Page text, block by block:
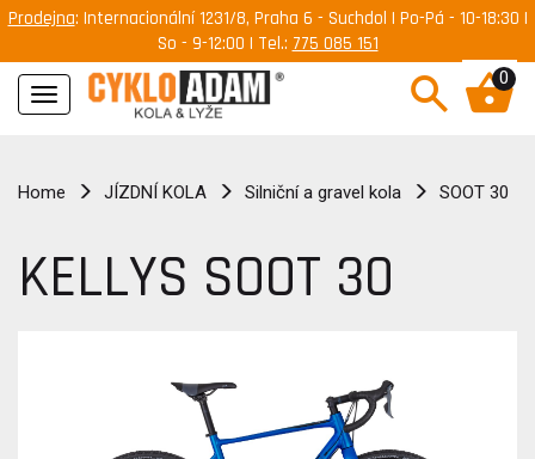
Prodejna: Internacionální 1231/8, Praha 6 - Suchdol | Po-Pá - 10-18:30 |
So - 9-12:00 | Tel.: 775 085 151
Navigace
0
Home JÍZDNÍ KOLA Silniční a gravel kola SOOT 30
KELLYS SOOT 30